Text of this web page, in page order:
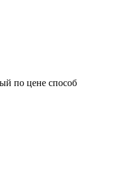
по цене способ